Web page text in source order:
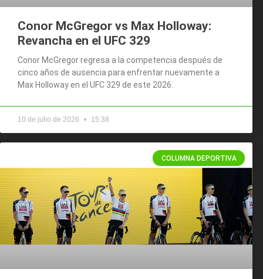
Conor McGregor vs Max Holloway:
Revancha en el UFC 329
Conor McGregor regresa a la competencia después de
cinco años de ausencia para enfrentar nuevamente a
Max Holloway en el UFC 329 de este 2026.
10 de julio de 2026 15:38
COLUMNA DEPORTIVA